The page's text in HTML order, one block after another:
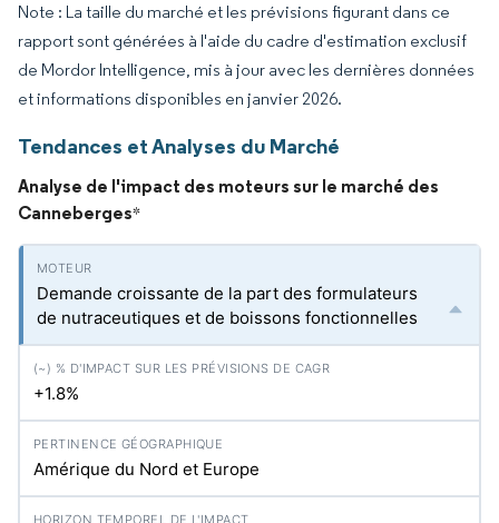
Note : La taille du marché et les prévisions figurant dans ce
rapport sont générées à l'aide du cadre d'estimation exclusif
de Mordor Intelligence, mis à jour avec les dernières données
et informations disponibles en janvier 2026.
Tendances et Analyses du Marché
Analyse de l'impact des moteurs sur le marché des
Canneberges*
Demande croissante de la part des formulateurs
de nutraceutiques et de boissons fonctionnelles
+1.8%
Amérique du Nord et Europe